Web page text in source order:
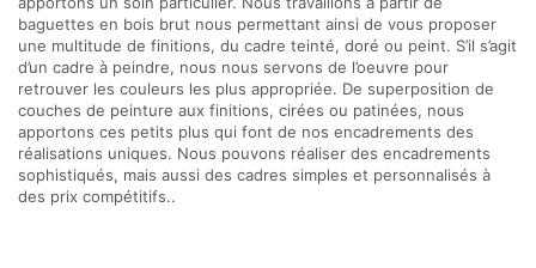
baguettes en bois brut nous permettant ainsi de vous proposer
une multitude de finitions, du cadre teinté, doré ou peint. S’il s’agit
d’un cadre à peindre, nous nous servons de l’oeuvre pour
retrouver les couleurs les plus appropriée. De superposition de
couches de peinture aux finitions, cirées ou patinées, nous
apportons ces petits plus qui font de nos encadrements des
réalisations uniques. Nous pouvons réaliser des encadrements
sophistiqués, mais aussi des cadres simples et personnalisés à
des prix compétitifs..